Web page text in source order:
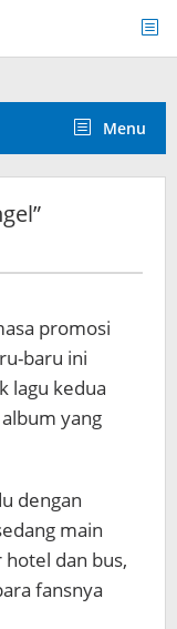
Menu
promosi
baru ini
lagu kedua
yang
dengan
main
hotel dan bus,
fansnya